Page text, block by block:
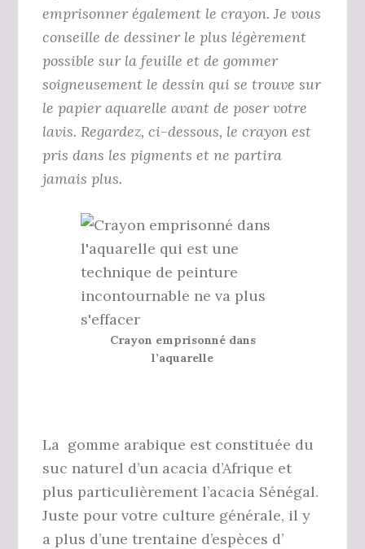
emprisonner également le crayon. Je vous
conseille de dessiner le plus légèrement
possible sur la feuille et de gommer
soigneusement le dessin qui se trouve sur
le papier aquarelle avant de poser votre
lavis. Regardez, ci-dessous, le crayon est
pris dans les pigments et ne partira
jamais plus.
Crayon emprisonné dans
l’aquarelle
La gomme arabique est constituée du
suc naturel d’un acacia d’Afrique et
plus particulièrement l’acacia Sénégal.
Juste pour votre culture générale, il y
a plus d’une trentaine d’espèces d’